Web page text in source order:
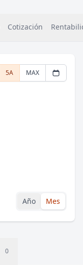
Cotización
5A MAX
Año Mes
0